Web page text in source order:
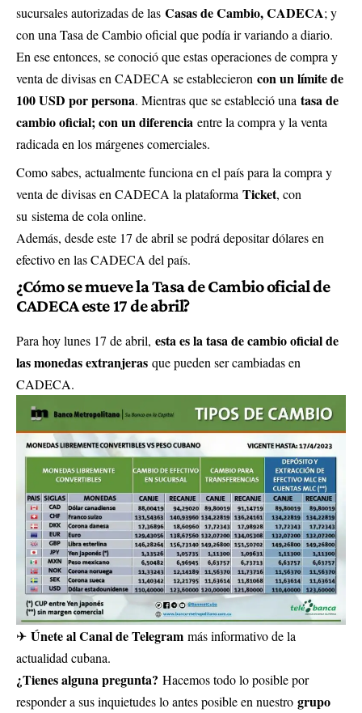
sucursales autorizadas de las Casas de Cambio, CADECA; y
con una Tasa de Cambio oficial que podía ir variando a diario.
En ese entonces, se conoció que estas operaciones de compra y
venta de divisas en CADECA se establecieron con un límite de
100 USD por persona. Mientras que se estableció una tasa de
cambio oficial; con un diferencia entre la compra y la venta
radicada en los márgenes comerciales.
Como sabes, actualmente funciona en el país para la compra y
venta de divisas en CADECA la plataforma Ticket, con
su sistema de cola online.
Además, desde este 17 de abril se podrá depositar dólares en
efectivo en las CADECA del país.
¿Cómo se mueve la Tasa de Cambio oficial de
CADECA este 17 de abril?
Para hoy lunes 17 de abril, esta es la tasa de cambio oficial de
las monedas extranjeras que pueden ser cambiadas en
CADECA.
✈ Únete al Canal de Telegram más informativo de la
actualidad cubana.
¿Tienes alguna pregunta? Hacemos todo lo posible por
responder a sus inquietudes lo antes posible en nuestro grupo